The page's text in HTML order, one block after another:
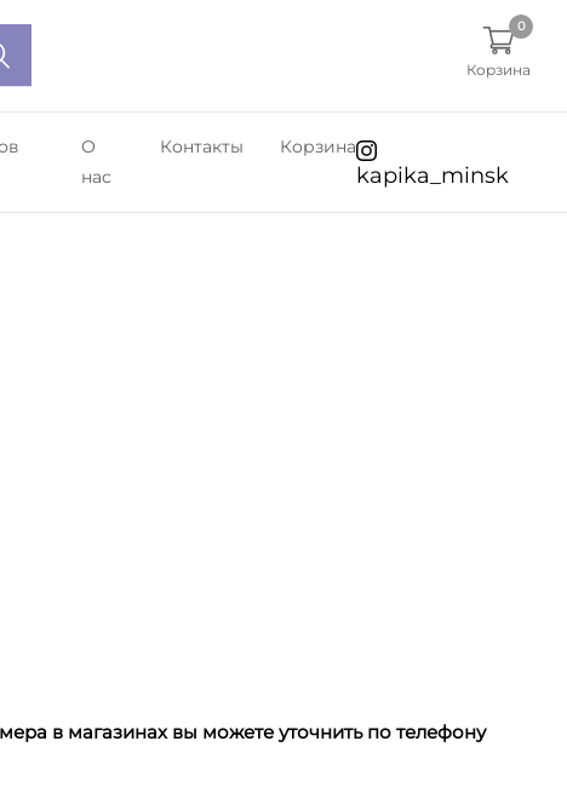
Корзина
0
О
нас
Контакты Корзина
kapika_minsk
в магазинах вы можете уточнить по телефону